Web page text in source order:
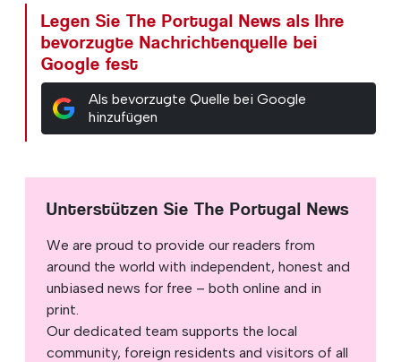
Legen Sie The Portugal News als Ihre
bevorzugte Nachrichtenquelle bei
Google fest
Als bevorzugte Quelle bei Google
hinzufügen
Unterstützen Sie The Portugal News
We are proud to provide our readers from
around the world with independent, honest and
unbiased news for free – both online and in
print.
Our dedicated team supports the local
community, foreign residents and visitors of all